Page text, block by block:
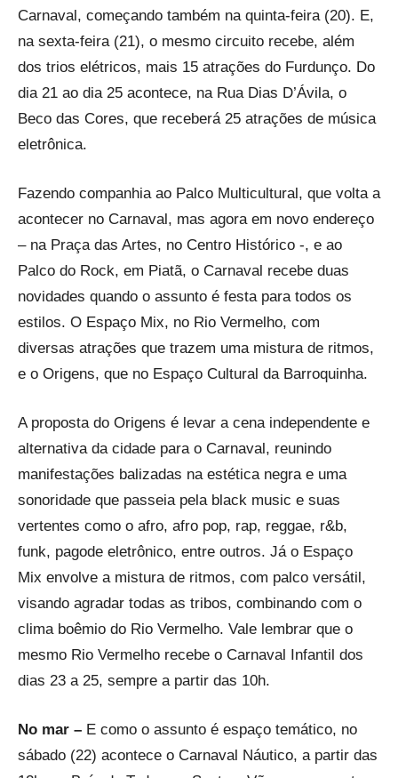
Carnaval, começando também na quinta-feira (20). E,
na sexta-feira (21), o mesmo circuito recebe, além
dos trios elétricos, mais 15 atrações do Furdunço. Do
dia 21 ao dia 25 acontece, na Rua Dias D’Ávila, o
Beco das Cores, que receberá 25 atrações de música
eletrônica.
Fazendo companhia ao Palco Multicultural, que volta a
acontecer no Carnaval, mas agora em novo endereço
– na Praça das Artes, no Centro Histórico -, e ao
Palco do Rock, em Piatã, o Carnaval recebe duas
novidades quando o assunto é festa para todos os
estilos. O Espaço Mix, no Rio Vermelho, com
diversas atrações que trazem uma mistura de ritmos,
e o Origens, que no Espaço Cultural da Barroquinha.
A proposta do Origens é levar a cena independente e
alternativa da cidade para o Carnaval, reunindo
manifestações balizadas na estética negra e uma
sonoridade que passeia pela black music e suas
vertentes como o afro, afro pop, rap, reggae, r&b,
funk, pagode eletrônico, entre outros. Já o Espaço
Mix envolve a mistura de ritmos, com palco versátil,
visando agradar todas as tribos, combinando com o
clima boêmio do Rio Vermelho. Vale lembrar que o
mesmo Rio Vermelho recebe o Carnaval Infantil dos
dias 23 a 25, sempre a partir das 10h.
No mar – E como o assunto é espaço temático, no
sábado (22) acontece o Carnaval Náutico, a partir das